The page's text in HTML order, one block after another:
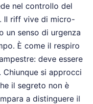
nel controllo del
Il riff vive di micro-
un senso di urgenza
È come il respiro
deve essere
si approcci
il segreto non è
a distinguere il